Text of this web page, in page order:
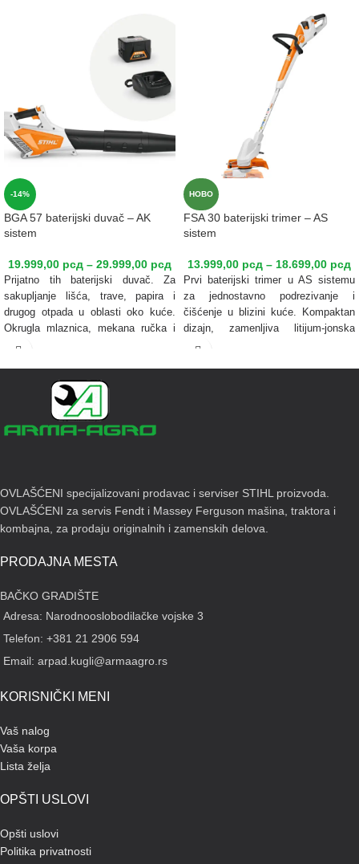
-14%
BGA 57 baterijski duvač – AK
sistem
19.999,00 рсд – 29.999,00 рсд
Prijatno tih baterijski duvač. Za
sakupljanje lišća, trave, papira i
drugog otpada u oblasti oko kuće.
Okrugla mlaznica, mekana ručka i
duvaljka trostepeno podesiva po
dodatna oprema.
36 V • 2,3 kg
НОВО
FSA 30 baterijski trimer – AS
sistem
13.999,00 рсд – 18.699,00 рсд
Prvi baterijski trimer u AS sistemu
za jednostavno podrezivanje i
čišćenje u blizini kuće. Kompaktan
dizajn, zamenljiva litijum-jonska
baterija AS 2 (28 Wh) sa indikatorom
PolyCut 3-2 i opcione glave za
košenje, direktno na uređaju može
da se nosi do 6 zamenskih
OVLAŠĆENI specijalizovani prodavac i serviser STIHL proizvoda.
OVLAŠĆENI za servis Fendt i Massey Ferguson mašina, traktora i
kombajna, za prodaju originalnih i zamenskih delova.
PRODAJNA MESTA
BAČKO GRADIŠTE
Adresa: Narodnooslobodilačke vojske 3
Telefon: +381 21 2906 594
Email: arpad.kugli@armaagro.rs
KORISNIČKI MENI
Vaš nalog
Vaša korpa
Lista želja
OPŠTI USLOVI
Opšti uslovi
Politika privatnosti